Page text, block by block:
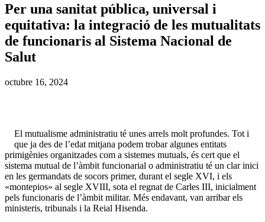
Per una sanitat pública, universal i
equitativa: la integració de les mutualitats
de funcionaris al Sistema Nacional de
Salut
octubre 16, 2024
El mutualisme administratiu té unes arrels molt profundes. Tot i
que ja des de l’edat mitjana podem trobar algunes entitats
primigènies organitzades com a sistemes mutuals, és cert que el
sistema mutual de l’àmbit funcionarial o administratiu té un clar inici
en les germandats de socors primer, durant el segle XVI, i els
«montepios» al segle XVIII, sota el regnat de Carles III, inicialment
pels funcionaris de l’àmbit militar. Més endavant, van arribar els
ministeris, tribunals i la Reial Hisenda.